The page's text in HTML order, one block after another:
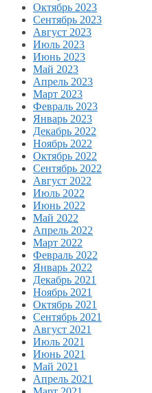
Октябрь 2023
Сентябрь 2023
Август 2023
Июль 2023
Июнь 2023
Май 2023
Апрель 2023
Март 2023
Февраль 2023
Январь 2023
Декабрь 2022
Ноябрь 2022
Октябрь 2022
Сентябрь 2022
Август 2022
Июль 2022
Июнь 2022
Май 2022
Апрель 2022
Март 2022
Февраль 2022
Январь 2022
Декабрь 2021
Ноябрь 2021
Октябрь 2021
Сентябрь 2021
Август 2021
Июль 2021
Июнь 2021
Май 2021
Апрель 2021